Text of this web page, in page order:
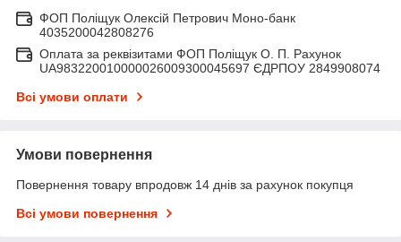
ФОП Поліщук Олексій Петрович Моно-банк
4035200042808276
Оплата за реквізитами ФОП Поліщук О. П. Рахунок
UA983220010000026009300045697 ЄДРПОУ 2849908074
Всі умови оплати
Умови повернення
Повернення товару впродовж 14 днів за рахунок покупця
Всі умови повернення